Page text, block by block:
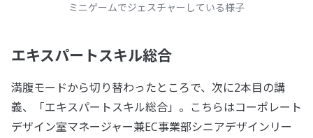
ミニゲームでジェスチャーしている様子
エキスパートスキル総合
満腹モードから切り替わったところで、次に2本目の講
義、「エキスパートスキル総合」。こちらはコーポレート
デザイン室マネージャー兼EC事業部シニアデザインリー